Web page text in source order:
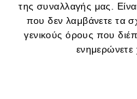
της συναλλαγής μας.
που δεν λαμβάνετε τα
γενικούς όρους που
ενημερώνετε